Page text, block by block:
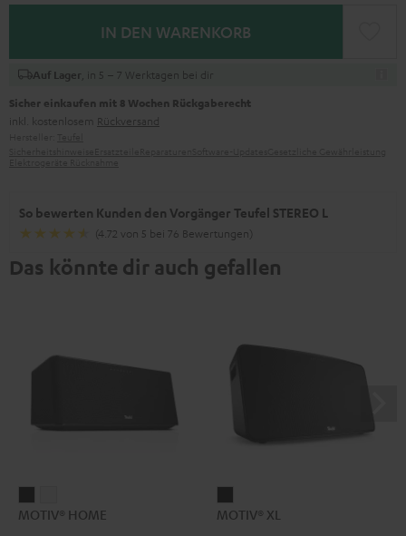
IN DEN WARENKORB
Auf Lager , in 5 – 7 Werktagen bei dir
Sicher einkaufen mit 8 Wochen Rückgaberecht
inkl. kostenlosem Rückversand
So bewerten Kunden den Vorgänger Teufel STEREO L
(4.72 von 5 bei 76 Bewertungen)
Das könnte dir auch gefallen
HOMEHOME
MOTIV® HOME
XL
MOTIV® XL